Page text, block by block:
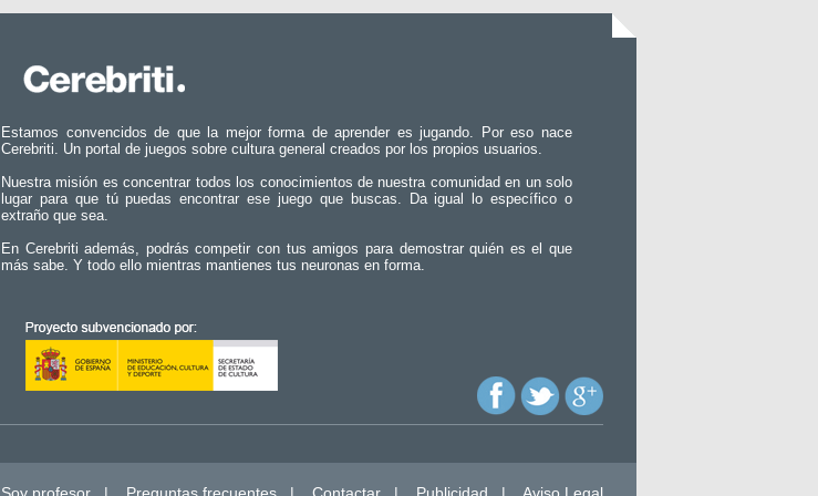
Estamos convencidos de que la mejor forma de aprender es jugando. Por eso nace
Cerebriti. Un portal de juegos sobre cultura general creados por los propios usuarios.
Nuestra misión es concentrar todos los conocimientos de nuestra comunidad en un solo
lugar para que tú puedas encontrar ese juego que buscas. Da igual lo específico o
extraño que sea.
En Cerebriti además, podrás competir con tus amigos para demostrar quién es el que
más sabe. Y todo ello mientras mantienes tus neuronas en forma.